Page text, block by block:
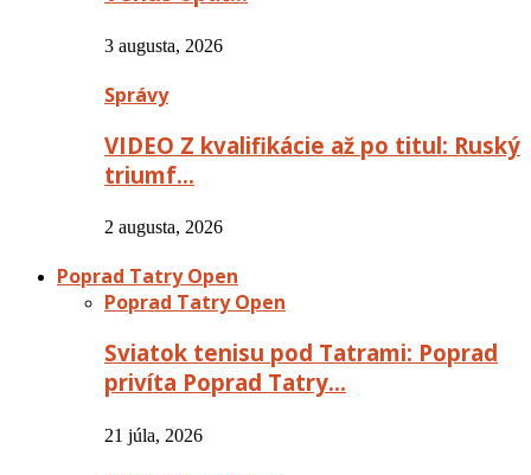
3 augusta, 2026
Správy
VIDEO Z kvalifikácie až po titul: Ruský
triumf…
2 augusta, 2026
Poprad Tatry Open
Poprad Tatry Open
Sviatok tenisu pod Tatrami: Poprad
privíta Poprad Tatry…
21 júla, 2026